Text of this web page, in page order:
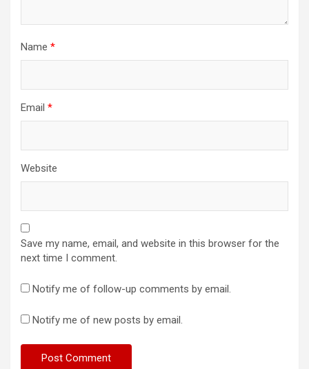
Name *
Email *
Website
Save my name, email, and website in this browser for the
next time I comment.
Notify me of follow-up comments by email.
Notify me of new posts by email.